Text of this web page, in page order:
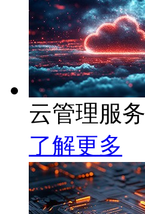
云管理服务
了解更多